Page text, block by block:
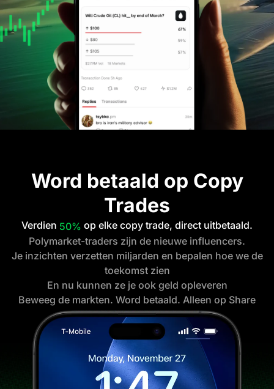
Word betaald op Copy
Trades
Verdien 50% op elke copy trade, direct uitbetaald.
Polymarket-traders zijn de nieuwe influencers.
Je inzichten verzetten miljarden en bepalen hoe we de
toekomst zien
En nu kunnen ze je ook geld opleveren
Beweeg de markten. Word betaald. Alleen op Share